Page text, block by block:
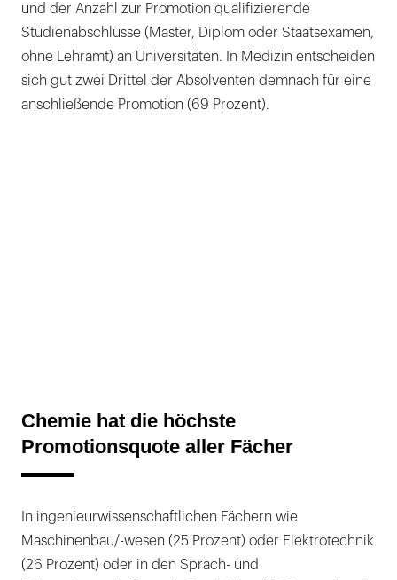
und der Anzahl zur Promotion qualifizierende
Studienabschlüsse (Master, Diplom oder Staatsexamen,
ohne Lehramt) an Universitäten. In Medizin entscheiden
sich gut zwei Drittel der Absolventen demnach für eine
anschließende Promotion (69 Prozent).
Chemie hat die höchste
Promotionsquote aller Fächer
In ingenieurwissenschaftlichen Fächern wie
Maschinenbau/-wesen (25 Prozent) oder Elektrotechnik
(26 Prozent) oder in den Sprach- und